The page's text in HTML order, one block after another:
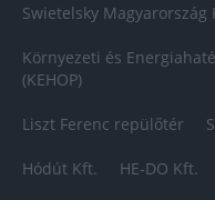
Swietelsky Magyarország
Környezeti és
(KEHOP)
Liszt Ferenc repülőtér
Hódút Kft. HE-DO Kft.